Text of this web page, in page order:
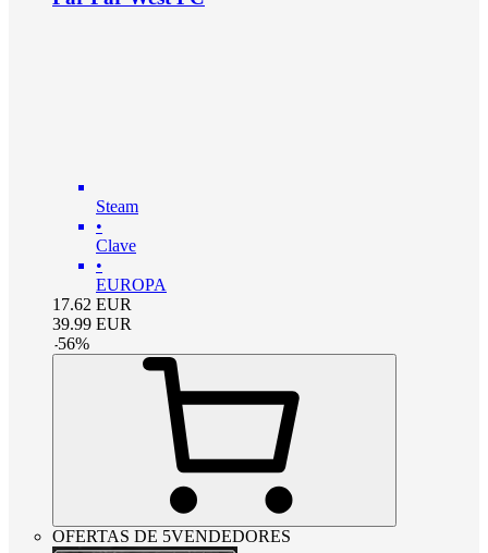
Steam
•
Clave
•
EUROPA
17.62 EUR
39.99 EUR
-56%
OFERTAS DE 5VENDEDORES